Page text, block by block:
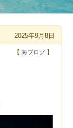
2025年9月8日
【 海ブログ】